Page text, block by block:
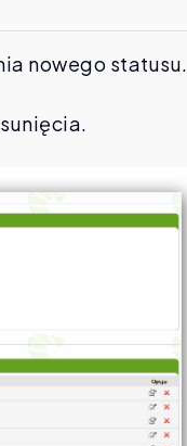
nowego statusu.